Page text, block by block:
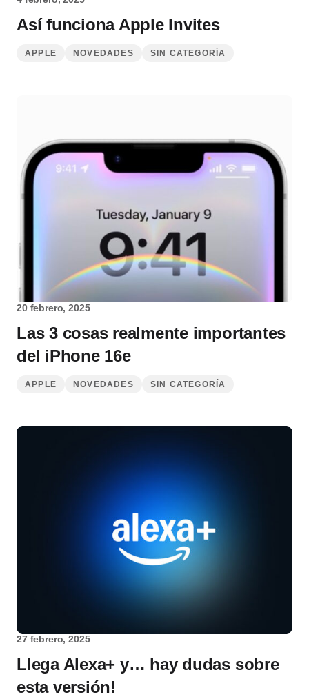
Así funciona Apple Invites
APPLE NOVEDADES SIN CATEGORÍA
20 febrero, 2025
Las 3 cosas realmente importantes
del iPhone 16e
APPLE NOVEDADES SIN CATEGORÍA
27 febrero, 2025
Llega Alexa+ y… hay dudas sobre
esta versión!